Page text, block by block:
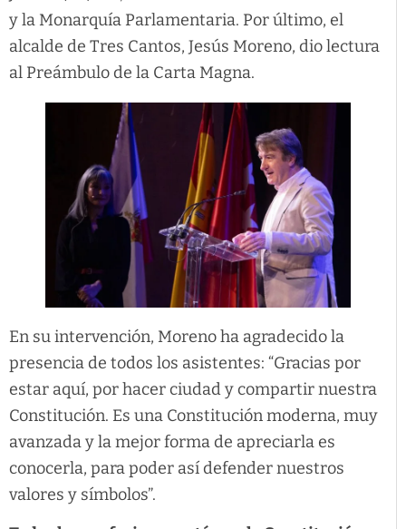
y la Monarquía Parlamentaria. Por último, el
alcalde de Tres Cantos, Jesús Moreno, dio lectura
al Preámbulo de la Carta Magna.
En su intervención, Moreno ha agradecido la
presencia de todos los asistentes: “Gracias por
estar aquí, por hacer ciudad y compartir nuestra
Constitución. Es una Constitución moderna, muy
avanzada y la mejor forma de apreciarla es
conocerla, para poder así defender nuestros
valores y símbolos”.